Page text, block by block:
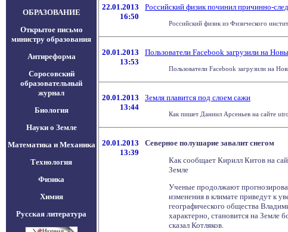
ОБРАЗОВАНИЕ
Открытое письмо
министру образования
Антиреформа
Соросовский
образовательный
журнал
Биология
Науки о Земле
Математика и Механика
Технология
Физика
Химия
Русская литература
22.01.2013
16:50
Российский физик починил причинно-
Российский физик из Физического
20.01.2013
13:53
Пользователи Facebook загрузили на
Пользователи Facebook загрузили на
20.01.2013
13:44
Земля плавится под слоем сажи
Как пишет Даниил Арсеньев на сайте
20.01.2013
13:39
Северное полушарие завалит снегом
Как сообщает Кирилл Китов на
Земле
Ученые продолжают
изменения в климате приведут к
географического общества
характерно, становится на Земле
сказал Котляков.